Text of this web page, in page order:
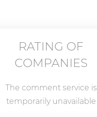
RATING OF
COMPANIES
The comment service is
temporarily unavailable